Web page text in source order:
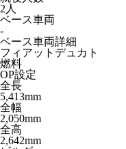
2人
ベース車両
-
ベース車両詳細
フィアットデュカト
燃料
OP設定
全長
5,413mm
全幅
2,050mm
全高
2,642mm